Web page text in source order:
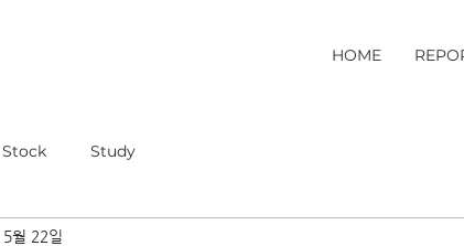
HOME
Stock Study
월 22일